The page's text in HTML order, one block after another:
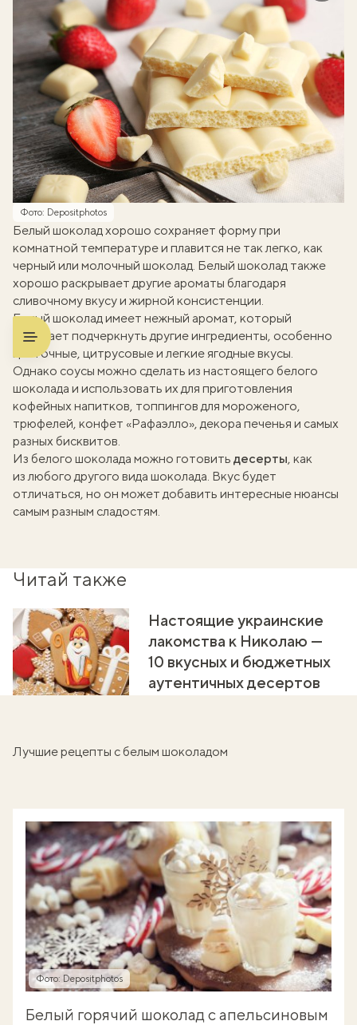
Фото: Depositphotos
Белый шоколад хорошо сохраняет форму при
комнатной температуре и плавится не так легко, как
черный или молочный шоколад. Белый шоколад также
хорошо раскрывает другие ароматы благодаря
сливочному вкусу и жирной консистенции.
Белый шоколад имеет нежный аромат, который
помогает подчеркнуть другие ингредиенты, особенно
цветочные, цитрусовые и легкие ягодные вкусы.
Однако соусы можно сделать из настоящего белого
шоколада и использовать их для приготовления
кофейных напитков, топпингов для мороженого,
трюфелей, конфет «Рафаэлло», декора печенья и самых
разных бисквитов
Из белого шоколада можно готовить десерты, как
из любого другого вида шоколада. Вкус будет
отличаться, но он может добавить интересные нюансы
самым разным сладостям.
Читай также
Настоящие украинские
лакомства к Николаю —
10 вкусных и бюджетных
аутентичных десертов
Лучшие рецепты с белым шоколадом
Фото: Depositphotos
Белый горячий шоколад с апельсиновым